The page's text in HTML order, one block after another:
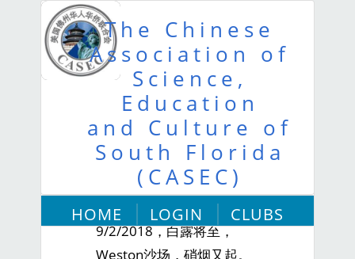
The Chinese
Association of
Science,
Education
and Culture of
South Florida
(CASEC)
HOME LOGIN
CLUBS
ABOUT US
第五届南佛州沙排南北友谊赛纪
实
古兰
9/2/2018，白露将至，
Weston沙场，硝烟又起。